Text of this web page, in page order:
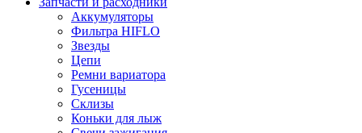
Аккумуляторы
Фильтра HIFLO
Звезды
Цепи
Ремни вариатора
Гусеницы
Склизы
Коньки для лыж